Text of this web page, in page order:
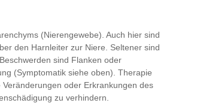
(Nierengewebe). Auch hier sind
den Harnleiter zur Niere. Seltener sind
sind Flanken oder
(Symptomatik siehe oben). Therapie
oder Erkrankungen des
zu verhindern.